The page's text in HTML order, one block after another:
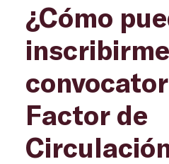
¿Cómo
Factor de